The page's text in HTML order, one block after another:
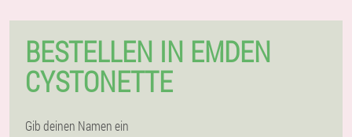
BESTELLEN IN EMDEN
CYSTONETTE
Gib deinen Namen ein